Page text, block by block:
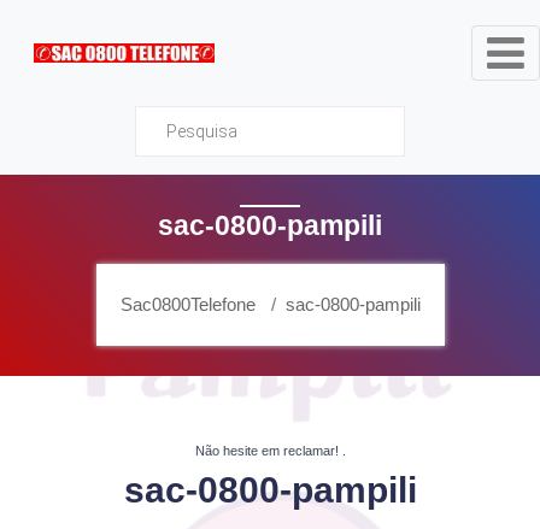
Sac0800Telefone
sac-0800-pampili
Sac0800Telefone sac-0800-pampili
Não hesite em reclamar!
sac-0800-pampili